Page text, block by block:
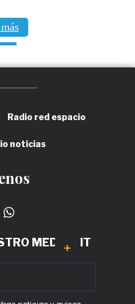
Radio red espacio
noticias
MEDIA KIT